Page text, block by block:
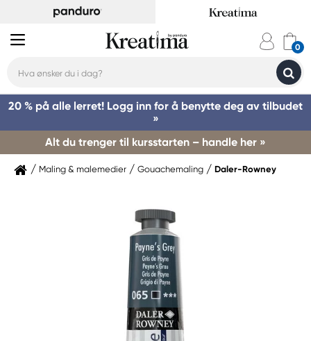
20 % på alle lerret! Logg inn for å benytte deg av tilbudet
»
Alt du trenger til kursstarten – handle her »
Maling & malemedier Gouachemaling Daler-Rowney